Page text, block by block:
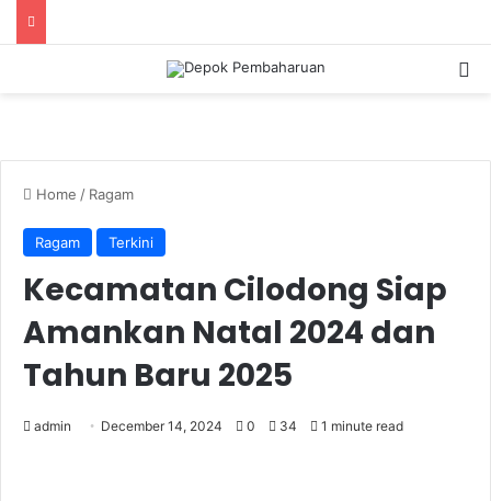
Home / Ragam
Ragam Terkini
Kecamatan Cilodong Siap
Amankan Natal 2024 dan
Tahun Baru 2025
admin December 14, 2024 0 34 1 minute read